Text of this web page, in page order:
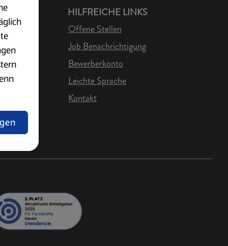
ALDI
HILFREICHE LINKS
Offene Stellen
Job Benachrichtigung
Bewerberkonto
Leichte Sprache
Kontakt